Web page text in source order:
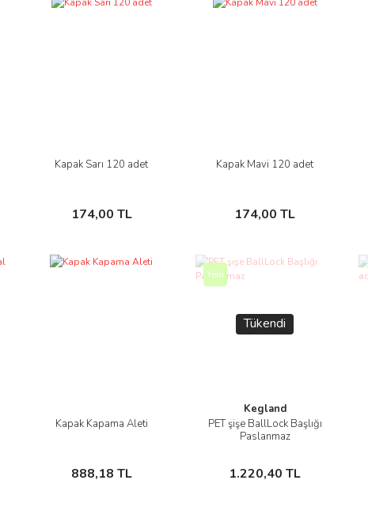
Kapak Sarı 120 adet
174,00 TL
İncele
Sepete Ekle
Kapak Mavi 120 adet
174,00 TL
İncele
Sepete Ekle
Kapak Kapama Aleti
888,18 TL
İncele
Sepete Ekle
Yeni
Tükendi
Kegland
PET şişe BallLock Başlığı
Paslanmaz
1.220,40 TL
İncele
Stokta Yok